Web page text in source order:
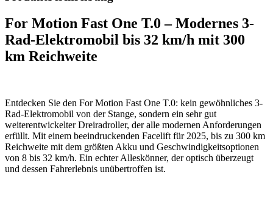
For Motion Fast One T.0 – Modernes 3-
Rad-Elektromobil bis 32 km/h mit 300
km Reichweite
Entdecken Sie den For Motion Fast One T.0: kein gewöhnliches 3-
Rad-Elektromobil von der Stange, sondern ein sehr gut
weiterentwickelter Dreiradroller, der alle modernen Anforderungen
erfüllt. Mit einem beeindruckenden Facelift für 2025, bis zu 300 km
Reichweite mit dem größten Akku und Geschwindigkeitsoptionen
von 8 bis 32 km/h. Ein echter Alleskönner, der optisch überzeugt
und dessen Fahrerlebnis unübertroffen ist.